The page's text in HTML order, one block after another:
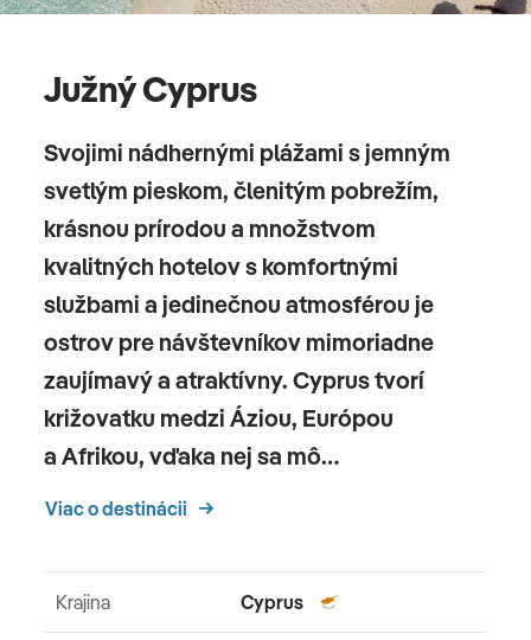
Južný Cyprus
Svojimi nádhernými plážami s jemným
svetlým pieskom, členitým pobrežím,
krásnou prírodou a množstvom
kvalitných hotelov s komfortnými
službami a jedinečnou atmosférou je
ostrov pre návštevníkov mimoriadne
zaujímavý a atraktívny. Cyprus tvorí
križovatku medzi Áziou, Európou
a Afrikou, vďaka nej sa mô…
Viac o destinácii
Krajina Cyprus